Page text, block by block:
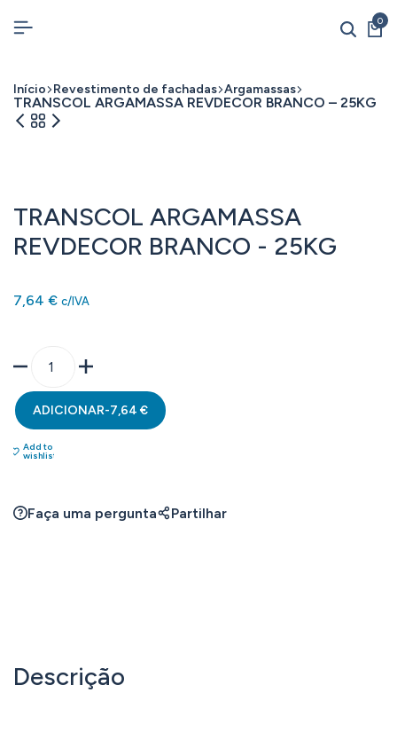
0
Início Revestimento de fachadas Argamassas
TRANSCOL ARGAMASSA REVDECOR BRANCO – 25KG
TRANSCOL ARGAMASSA
REVDECOR BRANCO - 25KG
7,64 € c/IVA
ADICIONAR-7,64 €
Add to
wishlist
Faça uma pergunta Partilhar
Descrição